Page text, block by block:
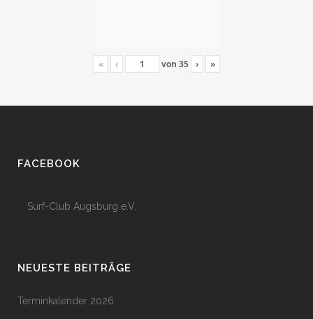
« ‹ von 35 › »
FACEBOOK
Surf-Club Augsburg e.V.
NEUESTE BEITRÄGE
Terminkalender 2026